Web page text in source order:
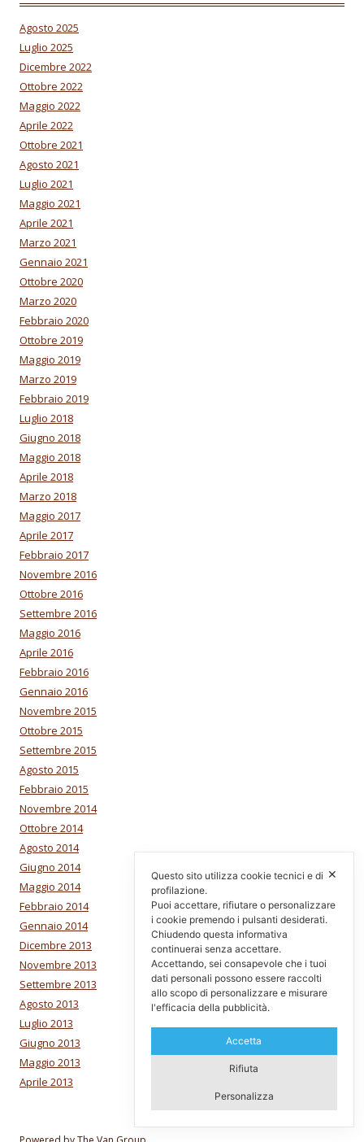
Agosto 2025
Luglio 2025
Dicembre 2022
Ottobre 2022
Maggio 2022
Aprile 2022
Ottobre 2021
Agosto 2021
Luglio 2021
Maggio 2021
Aprile 2021
Marzo 2021
Gennaio 2021
Ottobre 2020
Marzo 2020
Febbraio 2020
Ottobre 2019
Maggio 2019
Marzo 2019
Febbraio 2019
Luglio 2018
Giugno 2018
Maggio 2018
Aprile 2018
Marzo 2018
Maggio 2017
Aprile 2017
Febbraio 2017
Novembre 2016
Ottobre 2016
Settembre 2016
Maggio 2016
Aprile 2016
Febbraio 2016
Gennaio 2016
Novembre 2015
Ottobre 2015
Settembre 2015
Agosto 2015
Febbraio 2015
Novembre 2014
Ottobre 2014
Agosto 2014
Giugno 2014
Maggio 2014
Febbraio 2014
Gennaio 2014
Dicembre 2013
Novembre 2013
Settembre 2013
Agosto 2013
Luglio 2013
Giugno 2013
Maggio 2013
Aprile 2013
✕
Questo sito utilizza cookie tecnici e di
profilazione.
Puoi accettare, rifiutare o personalizzare
i cookie premendo i pulsanti desiderati.
Chiudendo questa informativa
continuerai senza accettare.
Accettando, sei consapevole che i tuoi
dati personali possono essere raccolti
allo scopo di personalizzare e misurare
l'efficacia della pubblicità.
Accetta
Rifiuta
Personalizza